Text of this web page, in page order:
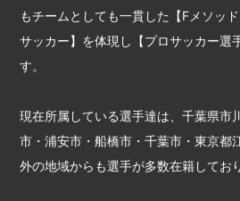
もチームとしても一貫した【Fメソッ
サッカー】を体現し【プロサッカー選
す。
現在所属している選手達は、千葉県市
市・浦安市・船橋市・千葉市・東京都
外の地域からも選手が多数在籍してお